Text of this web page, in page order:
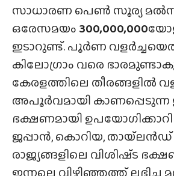
സാധാരണ പെൺ സൂര്യ
ഒരേസമയം 300,000,000
ഇടാറുണ്ട്. പൂർണ
കിലോഗ്രാം വരെ
കേരളത്തിലെ തീരങ്ങളിൽ
അപൂർവമായി
ഭക്ഷണമായി
ജപ്പാൻ, കൊറിയ, തായ്‌ലൻഡ്
രാജ്യങ്ങളിലെ വിശിഷ്‌ട
ഇന്നലെ വിഴിഞ്ഞത്ത് ലഭിച്ച